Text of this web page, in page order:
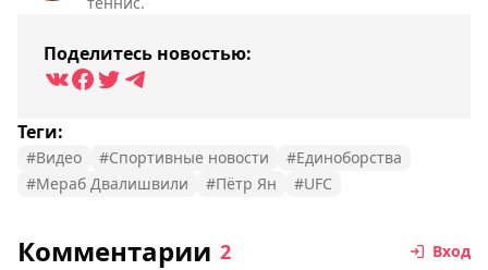
Поделитесь новостью:
Теги:
#Видео #Спортивные новости
#Единоборства
#Мераб Двалишвили
#Пётр Ян #UFC
Комментарии 2 Вход